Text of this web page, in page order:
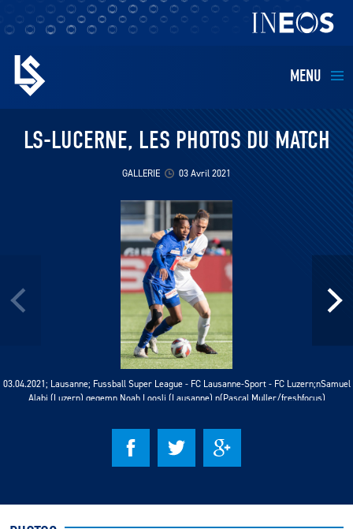
MENU
EQUIPES
BUSINESS
CLUB
LS E-SHOP
LS-LUCERNE, LES PHOTOS DU MATCH
GALLERIE 03 Avril 2021
03.04.2021; Lausanne; Fussball Super League - FC Lausanne-Sport - FC Luzern;nSamuel
Alabi (Luzern) gegemn Noah Loosli (Lausanne) n(Pascal Muller/freshfocus)